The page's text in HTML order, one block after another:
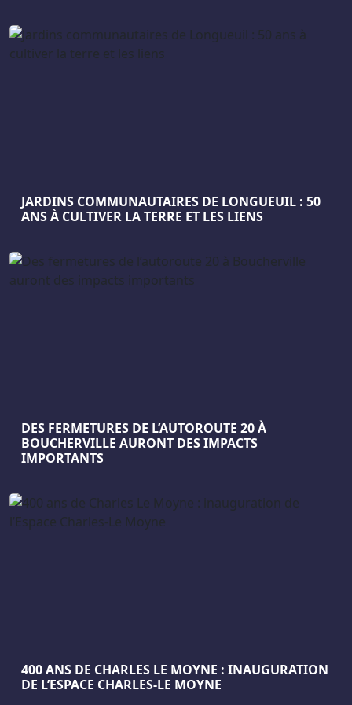
JARDINS COMMUNAUTAIRES DE LONGUEUIL : 50
ANS À CULTIVER LA TERRE ET LES LIENS
DES FERMETURES DE L’AUTOROUTE 20 À
BOUCHERVILLE AURONT DES IMPACTS
IMPORTANTS
400 ANS DE CHARLES LE MOYNE : INAUGURATION
DE L’ESPACE CHARLES-LE MOYNE